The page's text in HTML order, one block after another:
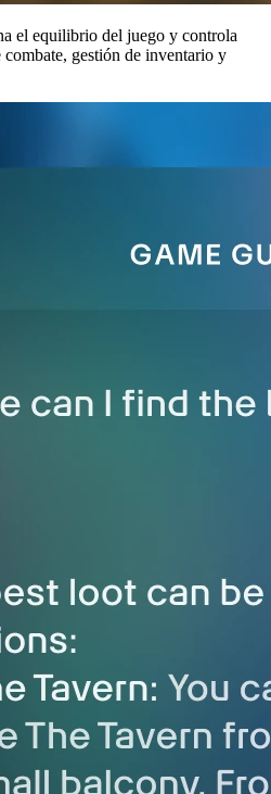
el equilibrio del juego y controla
gestión de inventario y